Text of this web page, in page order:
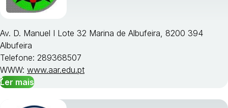
Av. D. Manuel I Lote 32 Marina de Albufeira, 8200 394
Albufeira
Telefone: 289368507
WWW: www.aar.edu.pt
Ler mais